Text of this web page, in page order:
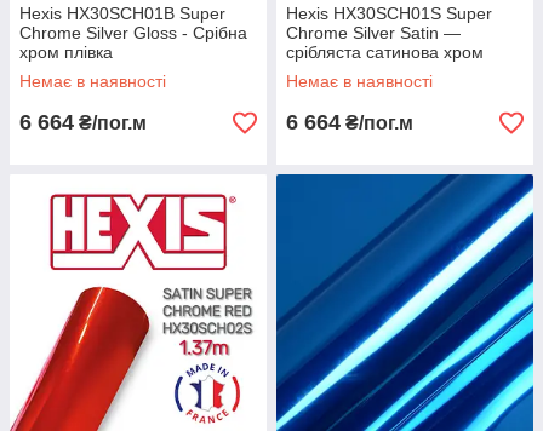
Hexis HX30SCH01B Super
Chrome Silver Gloss - Срібна
хром плівка
Немає в наявності
6 664 ₴/пог.м
Hexis HX30SCH01S Super
Chrome Silver Satin —
срібляста сатинова хром
плівка 1.37 м
Немає в наявності
6 664 ₴/пог.м